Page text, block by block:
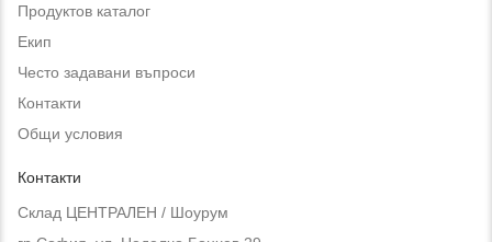
Продуктов каталог
Екип
Често задавани въпроси
Контакти
Общи условия
Контакти
Склад ЦЕНТРАЛЕН / Шоурум